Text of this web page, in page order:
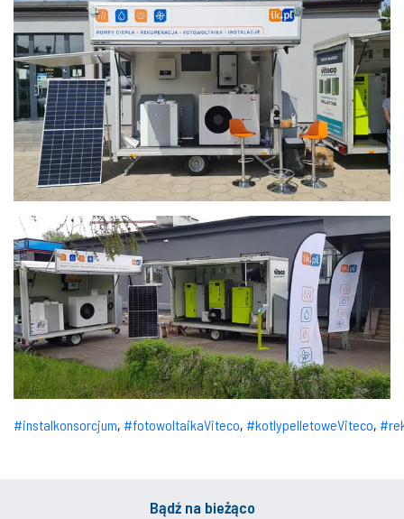
#instalkonsorcjum, #fotowoltaikaViteco, #kotlypelletoweViteco,
Bądź na bieżąco